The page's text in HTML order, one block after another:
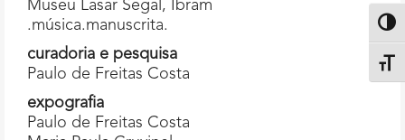
Museu Lasar Segal, Ibram
.música.manuscrita.
curadoria e pesquisa
Paulo de Freitas Costa
expografia
Paulo de Freitas Costa